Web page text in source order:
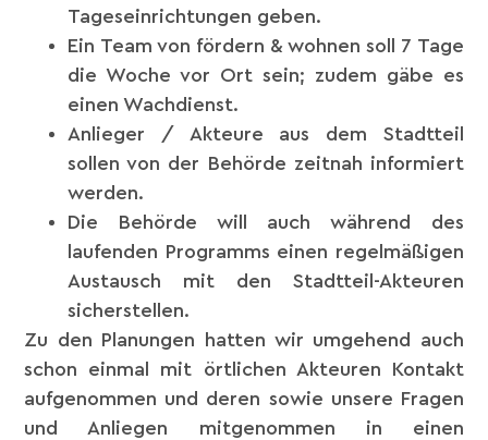
Tageseinrichtungen geben.
Ein Team von fördern & wohnen soll 7 Tage
die Woche vor Ort sein; zudem gäbe es
einen Wachdienst.
Anlieger / Akteure aus dem Stadtteil
sollen von der Behörde zeitnah informiert
werden.
Die Behörde will auch während des
laufenden Programms einen regelmäßigen
Austausch mit den Stadtteil-Akteuren
sicherstellen.
Zu den Planungen hatten wir umgehend auch
schon einmal mit örtlichen Akteuren Kontakt
aufgenommen und deren sowie unsere Fragen
und Anliegen mitgenommen in einen